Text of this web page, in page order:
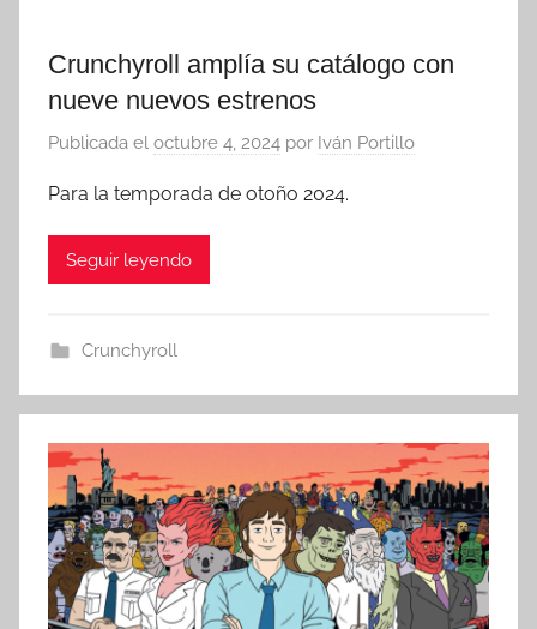
Crunchyroll amplía su catálogo con
nueve nuevos estrenos
Publicada el octubre 4, 2024 por Iván Portillo
Para la temporada de otoño 2024.
Seguir leyendo
Crunchyroll